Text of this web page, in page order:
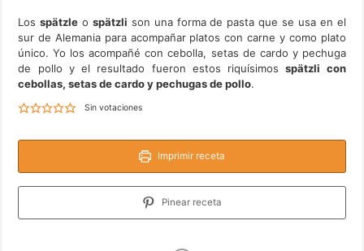
Losspätzle o spätzli son una forma de pasta que se usa en el
sur de Alemania para acompañar platos con carne y como plato
único. Yo los acompañé con cebolla, setas de cardo y pechuga
de pollo y el resultado fueron estos riquísimosspätzli con
cebollas, setas de cardo y pechugas de pollo.
Sin votaciones
Imprimir receta
Pinear receta